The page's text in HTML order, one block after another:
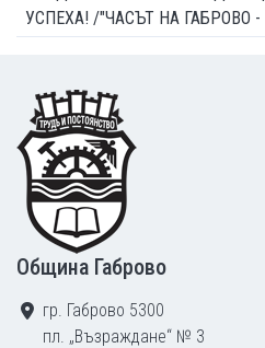
УСПЕХА! /"ЧАСЪТ НА ГАБРОВО -
Footer
Община Габрово
гр. Габрово 5300
пл. „Възраждане“ № 3